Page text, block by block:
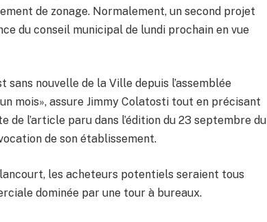
de zonage. Normalement, un second projet
du conseil municipal de lundi prochain en vue
nouvelle de la Ville depuis l’assemblée
mois», assure Jimmy Colatosti tout en précisant
de l’article paru dans l’édition du 23 septembre du
de son établissement.
les acheteurs potentiels seraient tous
dominée par une tour à bureaux.